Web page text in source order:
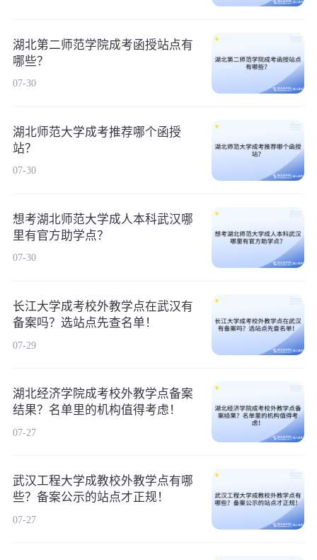
湖北第二师范学院成考函授站点有
哪些？
07-30
湖北师范大学成考推荐哪个函授
站？
07-30
想考湖北师范大学成人本科武汉哪
里有官方助学点？
07-30
长江大学成考校外教学点在武汉有
备案吗？选站点先查名单！
07-29
湖北经济学院成考校外教学点备案
结果？名单里的机构值得考虑！
07-27
武汉工程大学成教校外教学点有哪
些？备案公示的站点才正规！
07-27